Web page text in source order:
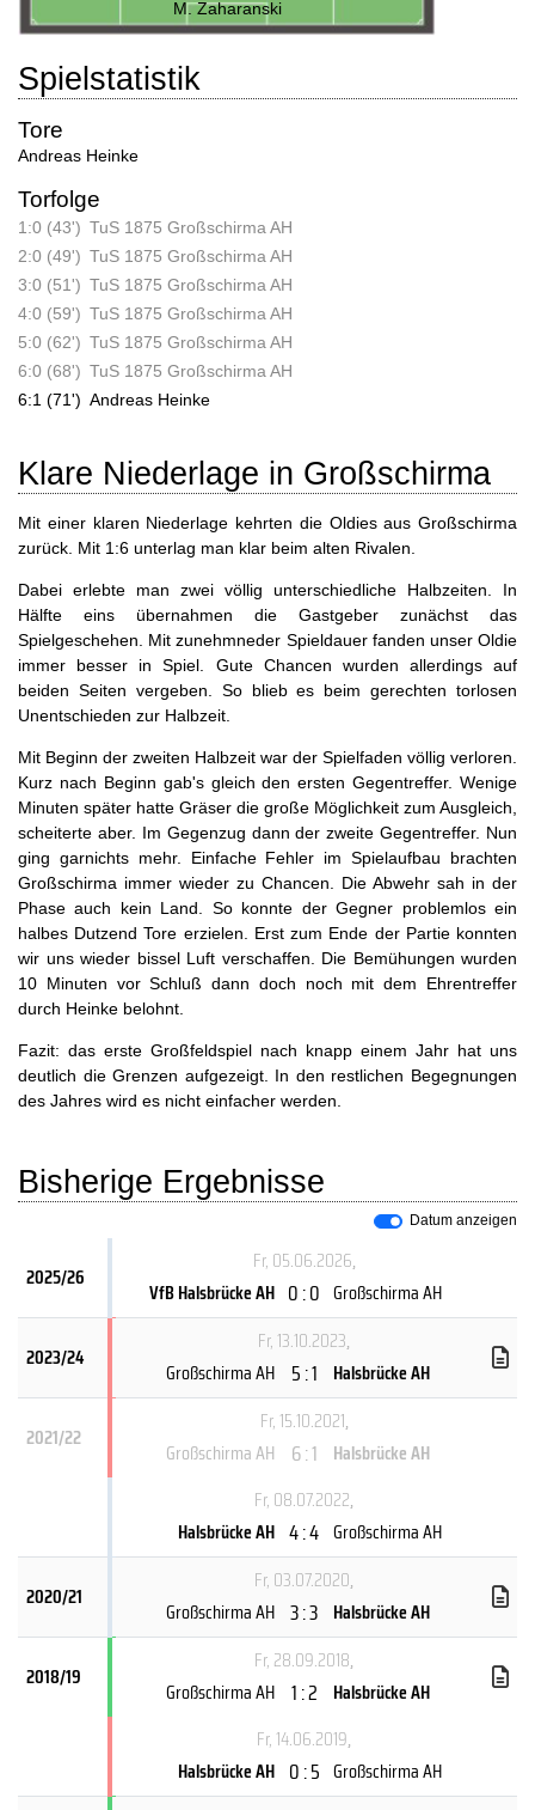
M. Zaharanski
Spielstatistik
Tore
Andreas Heinke
Torfolge
1:0 (43') TuS 1875 Großschirma AH
2:0 (49') TuS 1875 Großschirma AH
3:0 (51') TuS 1875 Großschirma AH
4:0 (59') TuS 1875 Großschirma AH
5:0 (62') TuS 1875 Großschirma AH
6:0 (68') TuS 1875 Großschirma AH
6:1 (71') Andreas Heinke
Klare Niederlage in Großschirma
Mit einer klaren Niederlage kehrten die Oldies aus Großschirma
zurück. Mit 1:6 unterlag man klar beim alten Rivalen.
Dabei erlebte man zwei völlig unterschiedliche Halbzeiten. In
Hälfte eins übernahmen die Gastgeber zunächst das
Spielgeschehen. Mit zunehmneder Spieldauer fanden unser Oldie
immer besser in Spiel. Gute Chancen wurden allerdings auf
beiden Seiten vergeben. So blieb es beim gerechten torlosen
Unentschieden zur Halbzeit.
Mit Beginn der zweiten Halbzeit war der Spielfaden völlig verloren.
Kurz nach Beginn gab's gleich den ersten Gegentreffer. Wenige
Minuten später hatte Gräser die große Möglichkeit zum Ausgleich,
scheiterte aber. Im Gegenzug dann der zweite Gegentreffer. Nun
ging garnichts mehr. Einfache Fehler im Spielaufbau brachten
Großschirma immer wieder zu Chancen. Die Abwehr sah in der
Phase auch kein Land. So konnte der Gegner problemlos ein
halbes Dutzend Tore erzielen. Erst zum Ende der Partie konnten
wir uns wieder bissel Luft verschaffen. Die Bemühungen wurden
10 Minuten vor Schluß dann doch noch mit dem Ehrentreffer
durch Heinke belohnt.
Fazit: das erste Großfeldspiel nach knapp einem Jahr hat uns
deutlich die Grenzen aufgezeigt. In den restlichen Begegnungen
des Jahres wird es nicht einfacher werden.
Bisherige Ergebnisse
Datum anzeigen
2025/26
Fr, 05.06.2026,
VfB Halsbrücke AH 0 : 0 Großschirma AH
2023/24
Fr, 13.10.2023,
Großschirma AH
5 : 1 Halsbrücke AH
2021/22
Fr, 15.10.2021,
Großschirma AH
6 : 1 Halsbrücke AH
Fr, 08.07.2022,
Halsbrücke AH 4 : 4 Großschirma AH
2020/21
Fr, 03.07.2020,
Großschirma AH 3 : 3 Halsbrücke AH
2018/19
Fr, 28.09.2018,
Großschirma AH 1 : 2 Halsbrücke AH
Fr, 14.06.2019,
Halsbrücke AH 0 : 5 Großschirma AH